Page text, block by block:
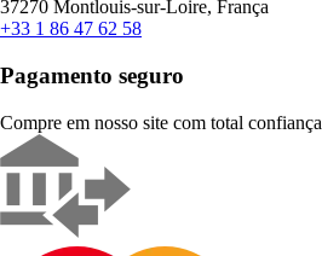
37270 Montlouis-sur-Loire, França
+33 1 86 47 62 58
Pagamento seguro
Compre em nosso site com total confiança